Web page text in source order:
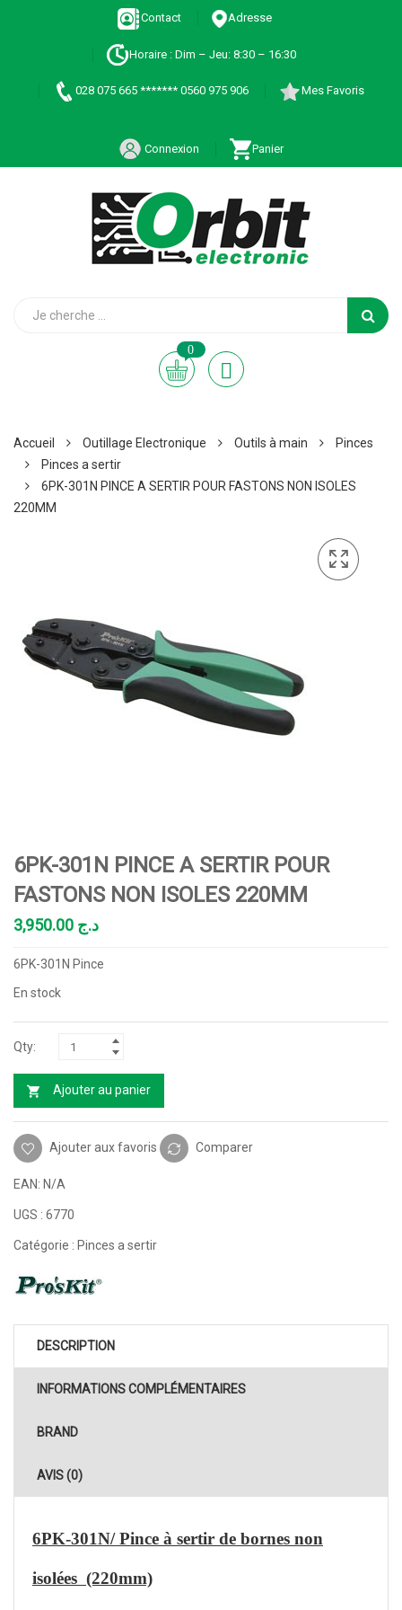
Contact Adresse
Horaire : Dim – Jeu: 8:30 – 16:30
028 075 665 ******* 0560 975 906 Mes Favoris
Connexion Panier
0
Accueil Outillage Electronique Outils à main
Pinces
Pinces a sertir
6PK-301N PINCE A SERTIR POUR FASTONS NON ISOLES
220MM
6PK-301N PINCE A SERTIR POUR
FASTONS NON ISOLES 220MM
د.ج
6PK-301N Pince
En stock
Ajouter au panier
Ajouter aux favoris Comparer
EAN: N/A
UGS : 6770
Catégorie : Pinces a sertir
DESCRIPTION
INFORMATIONS COMPLÉMENTAIRES
BRAND
AVIS (0)
6PK-301N/ Pince à sertir de bornes non
isolées (220mm)